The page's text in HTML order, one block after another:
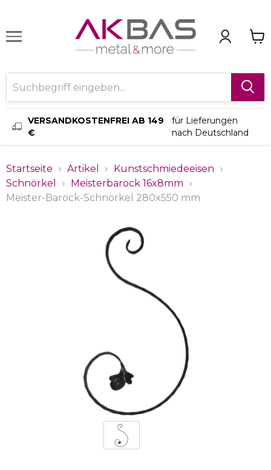
VERSANDKOSTENFREI AB 149
€
für Lieferungen
nach Deutschland
Startseite Artikel
Kunstschmiedeeisen
Schnörkel
Meisterbarock 16x8mm
Meister-Barock-Schnörkel 280x550 mm